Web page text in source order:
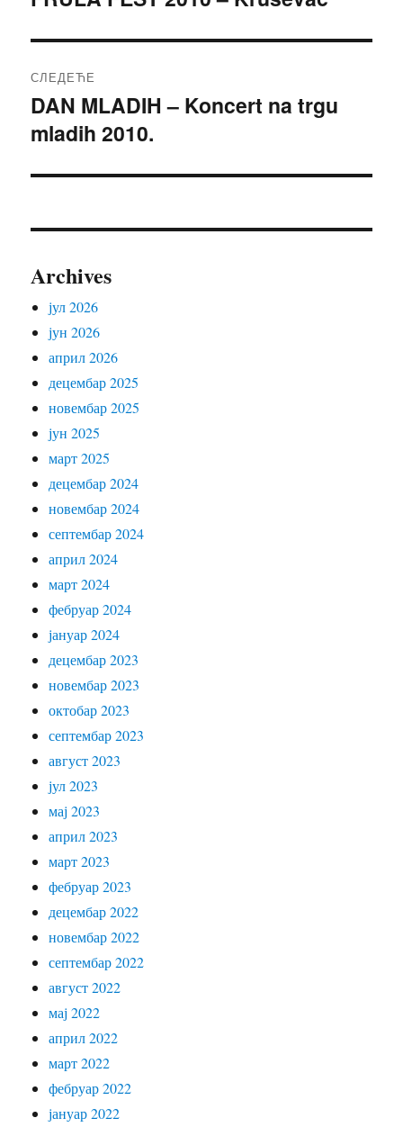
СЛЕДЕЋЕ
Следећи
чланак:
DAN MLADIH – Koncert na trgu
mladih 2010.
Archives
јул 2026
јун 2026
април 2026
децембар 2025
новембар 2025
јун 2025
март 2025
децембар 2024
новембар 2024
септембар 2024
април 2024
март 2024
фебруар 2024
јануар 2024
децембар 2023
новембар 2023
октобар 2023
септембар 2023
август 2023
јул 2023
мај 2023
април 2023
март 2023
фебруар 2023
децембар 2022
новембар 2022
септембар 2022
август 2022
мај 2022
април 2022
март 2022
фебруар 2022
јануар 2022